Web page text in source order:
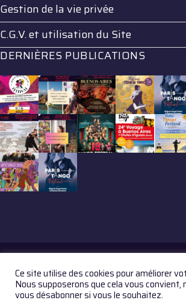
Gestion de la vie privée
C.G.V. et utilisation du Site
DERNIÈRES PUBLICATIONS
© GAZZETTA TANGO 2017. All Rights Reserved
Ce site utilise des cookies pour améliorer
Nous supposerons que cela vous convient,
vous désabonner si vous le souhaitez.